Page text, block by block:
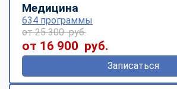
Медицина
634 программы
от 25 300 руб.
от 16 900 руб.
Записаться